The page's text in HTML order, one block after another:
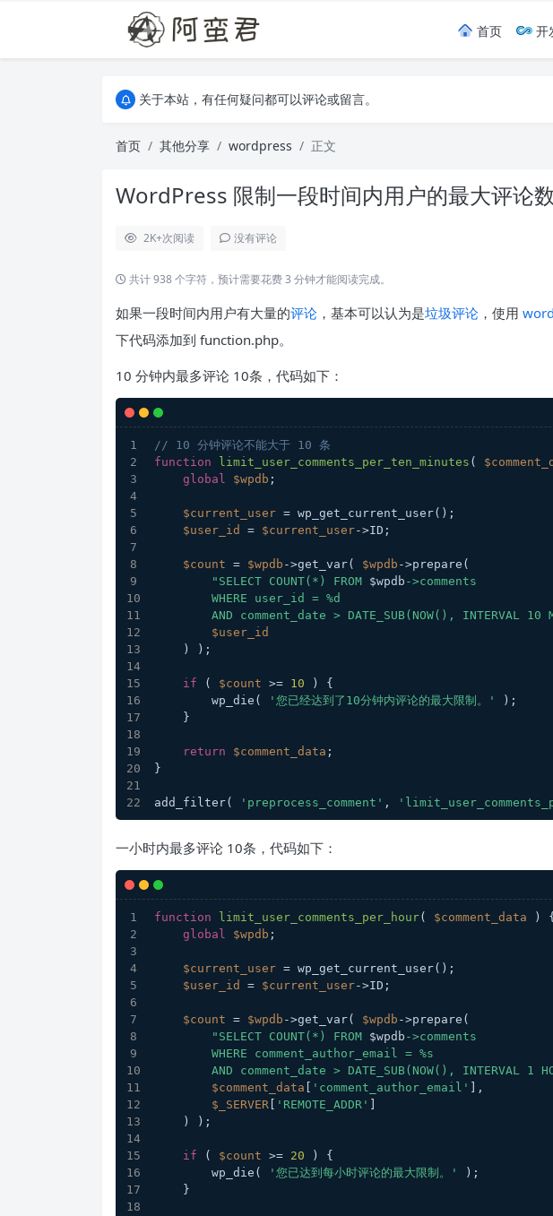
首页 开
关于本站，有任何疑问都可以评论或留言。
关于本站，有任何疑问都可以评论或留言。
首页
其他分享 wordpress 正文
WordPress 限制一段时间内用户的最大评论
2K+次阅读 没有评论
共计 938 个字符，预计需要花费 3 分钟才能阅读完成。
如果一段时间内用户有大量的评论 ，基本可以认为是垃圾评论 ，使用
下代码添加到 function.php。
10 分钟内最多评论 10条，代码如下：
// 10 分钟评论不能大于 10 条
function
limit_user_comments_per_ten_minutes (
global
$wpdb ;
$current_user = wp_get_current_user();
$user_id
= $current_user->ID;
$count = $wpdb ->get_var( $wpdb ->prepare(
"SELECT COUNT(*) FROM $wpdb ->comments
        WHERE user_id = %d
AND comment_date > DATE_SUB(NOW(), INTERVAL 10
$user_id
    ) );
if ( $count >= 10 ) {
        wp_die(
'您已经达到了10分钟内评论的最大限制。'
);
    }
return $comment_data ;
}
add_filter( 'preprocess_comment' ,
一小时内最多评论 10条，代码如下：
function limit_user_comments_per_hour( $comment_data ) {
global
$wpdb ;
$current_user = wp_get_current_user();
$user_id
= $current_user->ID;
$count = $wpdb ->get_var( $wpdb ->prepare(
"SELECT COUNT(*) FROM $wpdb ->comments
        WHERE comment_author_email = %s
AND comment_date > DATE_SUB(NOW(), INTERVAL 1
$comment_data
'comment_author_email'
],
$_SERVER
'REMOTE_ADDR'
    ) );
if ( $count >= 20 ) {
        wp_die(
'您已达到每小时评论的最大限制。'
);
    }